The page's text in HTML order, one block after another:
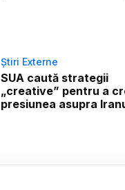
Știri Externe
SUA caută strategii
„creative” pentru a
presiunea asupra